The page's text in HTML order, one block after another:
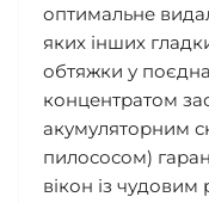
оптимальне
яких інших
обтяжки у
концентратом
акумуляторним
пилососом)
вікон із чудовим